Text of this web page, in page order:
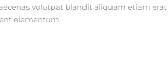
volutpat blandit aliquam etiam erat
elementum.